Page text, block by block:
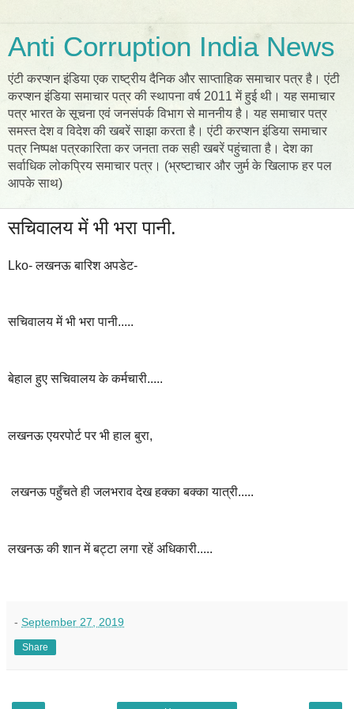
Anti Corruption India News
एंटी करप्शन इंडिया एक राष्ट्रीय दैनिक और साप्ताहिक समाचार पत्र है। एंटी
करप्शन इंडिया समाचार पत्र की स्थापना वर्ष 2011 में हुई थी। यह समाचार
पत्र भारत के सूचना एवं जनसंपर्क विभाग से माननीय है। यह समाचार पत्र
समस्त देश व विदेश की खबरें साझा करता है। एंटी करप्शन इंडिया समाचार
पत्र निष्पक्ष पत्रकारिता कर जनता तक सही खबरें पहुंचाता है। देश का
सर्वाधिक लोकप्रिय समाचार पत्र। (भ्रष्टाचार और जुर्म के खिलाफ हर पल
आपके साथ)
सचिवालय में भी भरा पानी.
Lko- लखनऊ बारिश अपडेट-
सचिवालय में भी भरा पानी.....
बेहाल हुए सचिवालय के कर्मचारी.....
लखनऊ एयरपोर्ट पर भी हाल बुरा,
लखनऊ पहुँचते ही जलभराव देख हक्का बक्का यात्री.....
लखनऊ की शान में बट्टा लगा रहें अधिकारी.....
- September 27, 2019
Share